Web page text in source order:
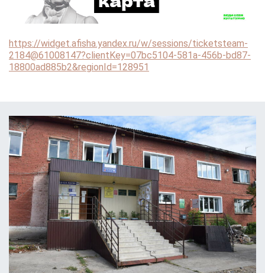
https://widget.afisha.yandex.ru/w/sessions/ticketsteam-
2184@61008147?clientKey=07bc5104-581a-456b-bd87-
18800ad885b2&regionId=128951